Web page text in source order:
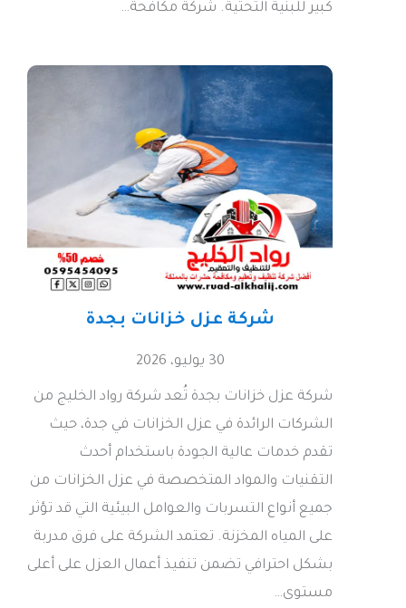
كبير للبنية التحتية. شركة مكافحة…
شركة عزل خزانات بجدة
30 يوليو، 2026
شركة عزل خزانات بجدة تُعد شركة رواد الخليج من
الشركات الرائدة في عزل الخزانات في جدة، حيث
تقدم خدمات عالية الجودة باستخدام أحدث
التقنيات والمواد المتخصصة في عزل الخزانات من
جميع أنواع التسربات والعوامل البيئية التي قد تؤثر
على المياه المخزنة. تعتمد الشركة على فرق مدربة
بشكل احترافي تضمن تنفيذ أعمال العزل على أعلى
مستوى…